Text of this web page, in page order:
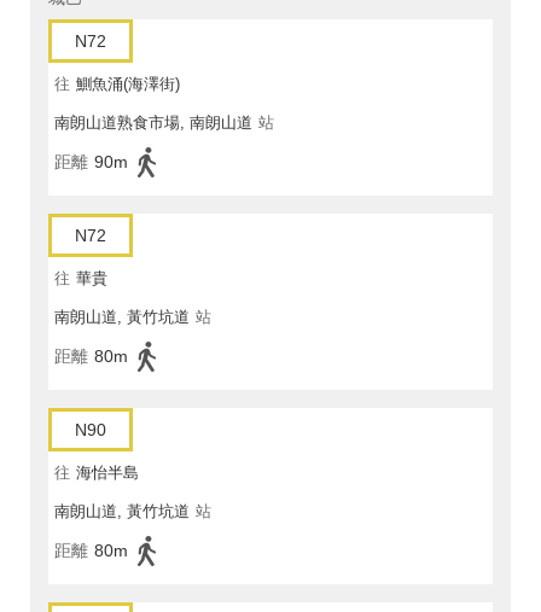
N72
往 鰂魚涌(海澤街)
南朗山道熟食市場, 南朗山道 站
距離 90m
N72
往 華貴
南朗山道, 黃竹坑道 站
距離 80m
N90
往 海怡半島
南朗山道, 黃竹坑道 站
距離 80m